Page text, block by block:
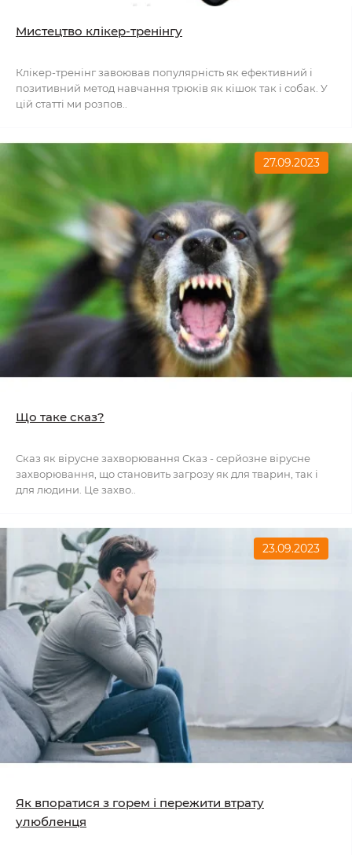
Мистецтво клікер-тренінгу
Клікер-тренінг завоював популярність як ефективний і
позитивний метод навчання трюків як кішок так і собак. У
цій статті ми розпов..
27.09.2023
Що таке сказ?
Сказ як вірусне захворювання Сказ - серйозне вірусне
захворювання, що становить загрозу як для тварин, так і
для людини. Це захво..
23.09.2023
Як впоратися з горем і пережити втрату
улюбленця